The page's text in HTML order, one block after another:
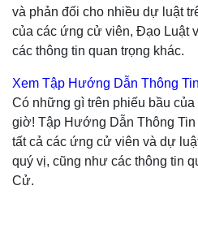
và phản đối cho nhiều dự luật
của các ứng cử viên, Đạo Luật
các thông tin quan trọng khác.
Xem Tập Hướng Dẫn Thông
Có những gì trên phiếu bầu
giờ! Tập Hướng Dẫn Thông
tất cả các ứng cử viên và dự
quý vị, cũng như các thông tin
Cử.